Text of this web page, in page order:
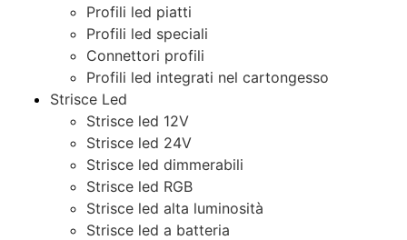
Profili led piatti
Profili led speciali
Connettori profili
Profili led integrati nel cartongesso
Strisce Led
Strisce led 12V
Strisce led 24V
Strisce led dimmerabili
Strisce led RGB
Strisce led alta luminosità
Strisce led a batteria